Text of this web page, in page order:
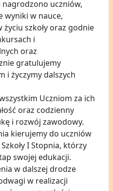
uczniów,
wyniki w nauce,
szkoły oraz godnie
i
oraz
gratulujemy
i życzymy dalszych
Uczniom za ich
oraz codzienny
i rozwój zawodowy.
kierujemy do uczniów
I Stopnia, którzy
swojej edukacji.
w dalszej drodze
w realizacji